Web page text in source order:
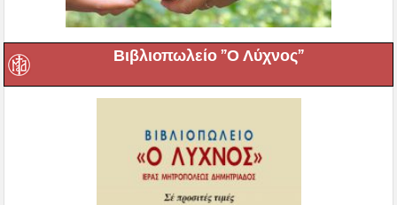
Βιβλιοπωλείο ”Ο Λύχνος”